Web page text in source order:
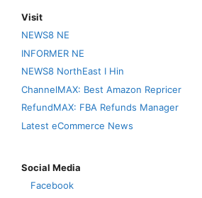
Visit
NEWS8 NE
INFORMER NE
NEWS8 NorthEast I Hin
ChannelMAX: Best Amazon Repricer
RefundMAX: FBA Refunds Manager
Latest eCommerce News
Social Media
Facebook